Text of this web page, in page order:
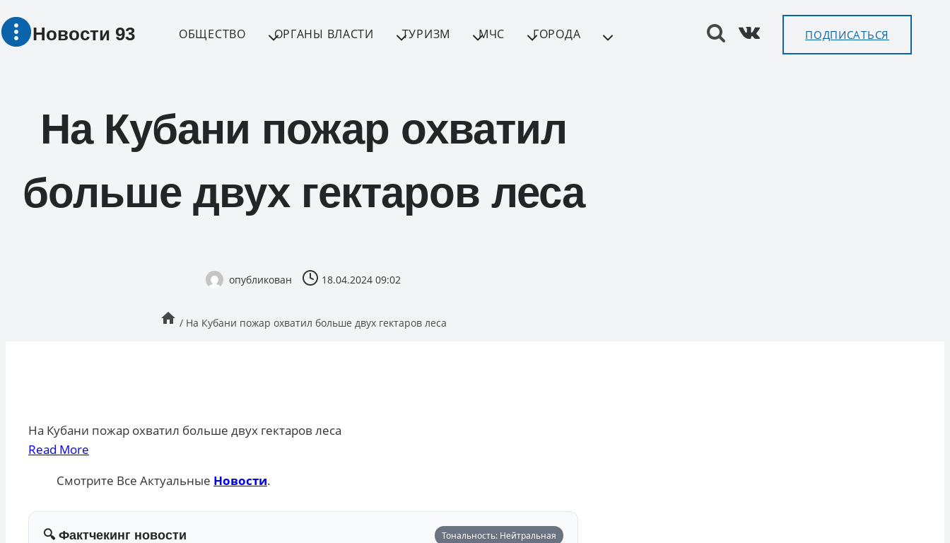
Перейти
Новости 93 ОБЩЕСТВО ОРГАНЫ ВЛАСТИ ТУРИЗМ МЧС ГОРОДА ПОДПИСАТЬСЯ
На Кубани пожар охватил
больше двух гектаров леса
опубликован 18.04.2024 09:02
/ На Кубани пожар охватил больше двух гектаров леса
На Кубани пожар охватил больше двух гектаров леса
Read More
Смотрите Все Актуальные Новости.
🔍 Фактчекинг новости Тональность: Нейтральная